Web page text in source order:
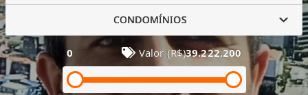
CONDOMÍNIOS
0 Valor (R$)39.222.200